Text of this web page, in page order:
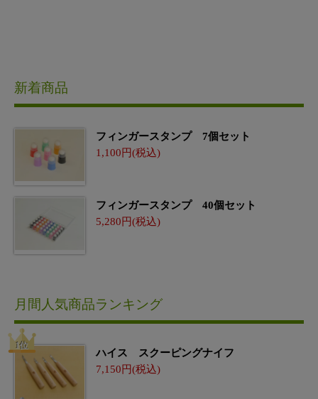
新着商品
フィンガースタンプ 7個セット
1,100
フィンガースタンプ 40個セット
5,280
月間人気商品ランキング
ハイス スクーピングナイフ
7,150